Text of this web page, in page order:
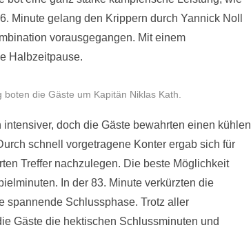
Minute gelang den Krippern durch Yannick Noll
vorausgegangen. Mit einem
Halbzeitpause.
die Gäste um Kapitän Niklas Kath.
doch die Gäste bewahrten einen kühlen
schnell vorgetragene Konter ergab sich für
Treffer nachzulegen. Die beste Möglichkeit
In der 83. Minute verkürzten die
spannende Schlussphase. Trotz aller
Gäste die hektischen Schlussminuten und